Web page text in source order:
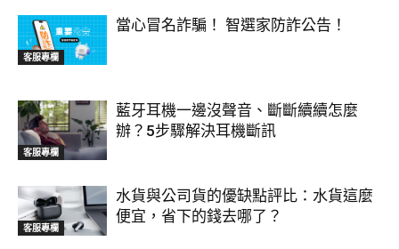
客服專欄
當心冒名詐騙！ 智選家防詐公告！
客服專欄
藍牙耳機一邊沒聲音、斷斷續續怎麼
辦？5步驟解決耳機斷訊
客服專欄
水貨與公司貨的優缺點評比：水貨這麼
便宜，省下的錢去哪了？